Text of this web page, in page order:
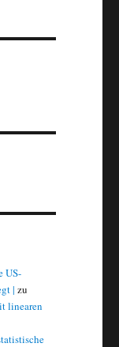
US-
| zu
linearen